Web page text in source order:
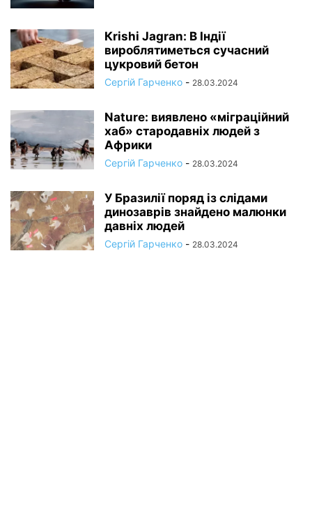
Кrishi Jagran: В Індії
вироблятиметься сучасний
цукровий бетон
Сергій Гарченко - 28.03.2024
Nature: виявлено «міграційний
хаб» стародавніх людей з
Африки
Сергій Гарченко - 28.03.2024
У Бразилії поряд із слідами
динозаврів знайдено малюнки
давніх людей
Сергій Гарченко - 28.03.2024